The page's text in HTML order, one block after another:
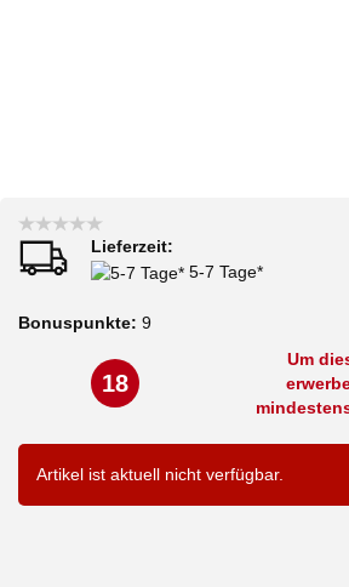
Lieferzeit:
5-7 Tage*
Bonuspunkte: 9
18
Um
Artikel ist aktuell nicht verfügbar.